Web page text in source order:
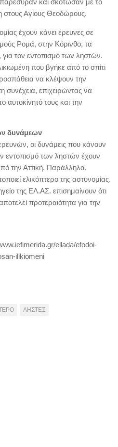
και σκότωσαν με το
στους Αγίους Θεοδώρους.
έχουν κάνει έρευνες σε
Ρομά, στην Κόρινθο, τα
για τον εντοπισμό των ληστών.
που βγήκε από το σπίτι
να κλέψουν την
συνέχεια, επιχειρώντας να
αυτοκίνητό τους και την
δυνάμεων
οι δυνάμεις που κάνουν
εντοπισμό των ληστών έχουν
την Αττική. Παράλληλα,
ελικόπτερο της αστυνομίας.
της ΕΛ.ΑΣ. επισημαίνουν ότι
προτεραιότητα για την
ellada/efodoi-
ilikiomeni
ΛΗΣΤΕΣ